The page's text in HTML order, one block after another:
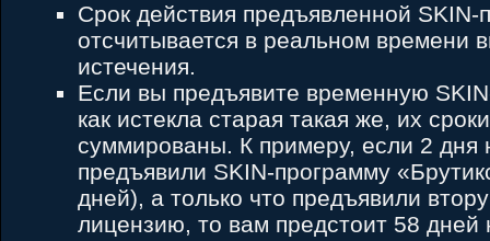
Срок действия предъявленной SKIN-
отсчитывается в реальном времени
истечения.
Если вы предъявите временную
как истекла старая такая же, их
суммированы. К примеру, если 2 дня
предъявили SKIN-программу
дней), а только что предъявили
лицензию, то вам предстоит 58 дней